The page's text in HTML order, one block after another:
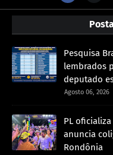
Pesquisa
lembrados
deputado
Agosto 06, 2026
PL
anuncia
Rondônia